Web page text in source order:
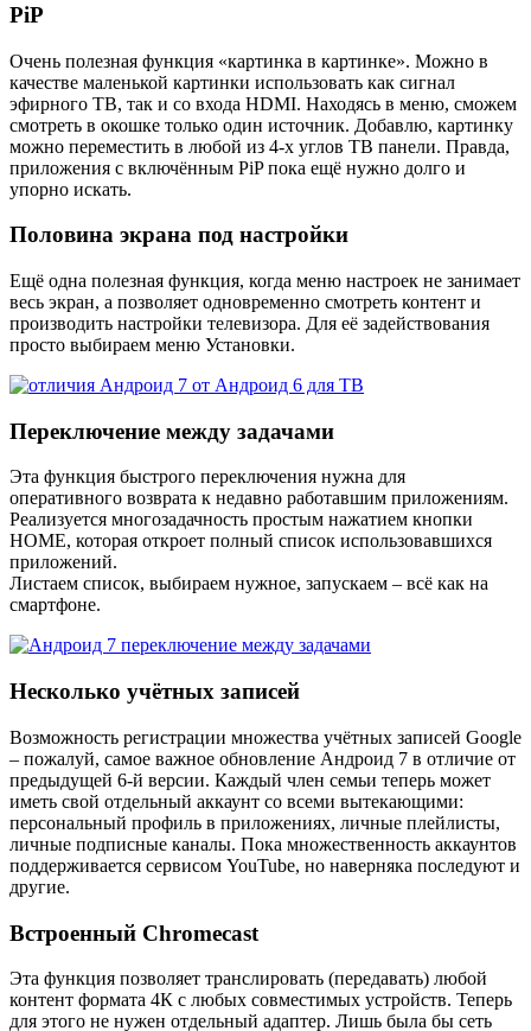
PiP
Очень полезная функция «картинка в картинке». Можно в
качестве маленькой картинки использовать как сигнал
эфирного ТВ, так и со входа HDMI. Находясь в меню, сможем
смотреть в окошке только один источник. Добавлю, картинку
можно переместить в любой из 4-х углов ТВ панели. Правда,
приложения с включённым PiP пока ещё нужно долго и
упорно искать.
Половина экрана под настройки
Ещё одна полезная функция, когда меню настроек не занимает
весь экран, а позволяет одновременно смотреть контент и
производить настройки телевизора. Для её задействования
просто выбираем меню Установки.
Переключение между задачами
Эта функция быстрого переключения нужна для
оперативного возврата к недавно работавшим приложениям.
Реализуется многозадачность простым нажатием кнопки
HOME, которая откроет полный список использовавшихся
приложений.
Листаем список, выбираем нужное, запускаем – всё как на
смартфоне.
Несколько учётных записей
Возможность регистрации множества учётных записей Google
– пожалуй, самое важное обновление Андроид 7 в отличие от
предыдущей 6-й версии. Каждый член семьи теперь может
иметь свой отдельный аккаунт со всеми вытекающими:
персональный профиль в приложениях, личные плейлисты,
личные подписные каналы. Пока множественность аккаунтов
поддерживается сервисом YouTube, но наверняка последуют и
другие.
Встроенный Chromecast
Эта функция позволяет транслировать (передавать) любой
контент формата 4К с любых совместимых устройств. Теперь
для этого не нужен отдельный адаптер. Лишь была бы сеть